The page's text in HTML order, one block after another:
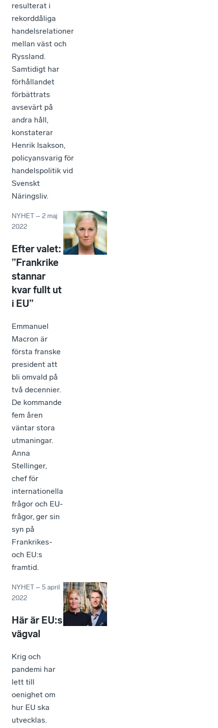
resulterat i
rekorddåliga
handelsrelationer
mellan väst och
Ryssland.
Samtidigt har
förhållandet
förbättrats
avsevärt på
andra håll,
konstaterar
Henrik Isakson,
policyansvarig för
handelspolitik vid
Svenskt
Näringsliv.
NYHET –2 maj
2022
Efter valet:
”Frankrike
stannar
kvar fullt ut
i EU”
Emmanuel
Macron är
första franske
president att
bli omvald på
två decennier.
De kommande
fem åren
väntar stora
utmaningar.
Anna
Stellinger,
chef för
internationella
frågor och EU-
frågor, ger sin
syn på
Frankrikes-
och EU:s
framtid.
NYHET –5 april
2022
Här är EU:s
vägval
Krig och
pandemi har
lett till
oenighet om
hur EU ska
utvecklas.